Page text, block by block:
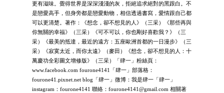
更有滋味。覺得世界是深深淺淺的灰，拒絕追求絕對的黑跟白。不
是戀愛高手，但身旁都是戀愛動物，相信透過書寫，愛情跟自己都
可以更清楚。著作：《想念，卻不想見的人》（三采）《那些再與
你無關的幸福》（三采）《可不可以，你也剛好喜歡我？》（三
采）《最美的抵達，最近的遠方：五座歐洲首都的一日漫步》（三
采）《寂寞太近，而你太遠》（麥田）《想念，卻不想見的人：十
萬慶功全彩圖文增修版》（三采）「肆一」粉絲頁：
www.facebook.com fourone4141「肆一」部落格：
fourone41.pixnet.net blog「肆一」微博：我是肆一「肆一」
instagram：fourone4141 聯絡： fourone4141@gmail.com 相關著